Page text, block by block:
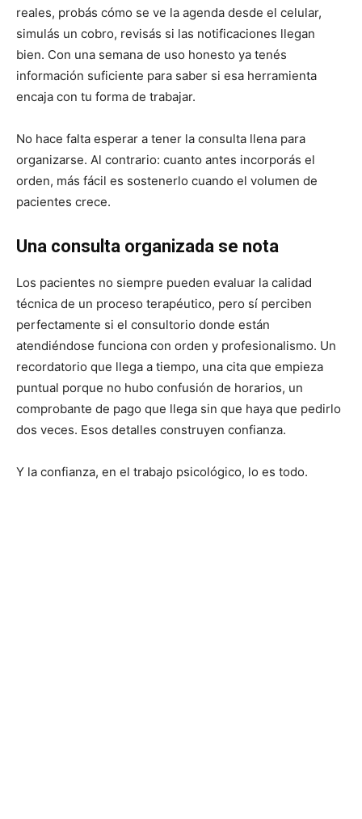
reales, probás cómo se ve la agenda desde el celular,
simulás un cobro, revisás si las notificaciones llegan
bien. Con una semana de uso honesto ya tenés
información suficiente para saber si esa herramienta
encaja con tu forma de trabajar.
No hace falta esperar a tener la consulta llena para
organizarse. Al contrario: cuanto antes incorporás el
orden, más fácil es sostenerlo cuando el volumen de
pacientes crece.
Una consulta organizada se nota
Los pacientes no siempre pueden evaluar la calidad
técnica de un proceso terapéutico, pero sí perciben
perfectamente si el consultorio donde están
atendiéndose funciona con orden y profesionalismo. Un
recordatorio que llega a tiempo, una cita que empieza
puntual porque no hubo confusión de horarios, un
comprobante de pago que llega sin que haya que pedirlo
dos veces. Esos detalles construyen confianza.
Y la confianza, en el trabajo psicológico, lo es todo.